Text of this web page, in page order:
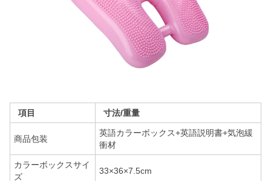
項目 寸法/重量
商品包装
英語カラーボックス+英語説明書+気泡緩
衝材
カラーボックスサイ
ズ
33×36×7.5cm